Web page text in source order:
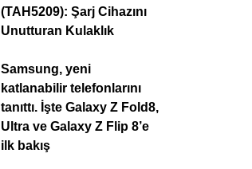
(TAH5209): Şarj Cihazını
Unutturan Kulaklık
Samsung, yeni
katlanabilir telefonlarını
tanıttı. İşte Galaxy Z Fold8,
Ultra ve Galaxy Z Flip 8’e
ilk bakış